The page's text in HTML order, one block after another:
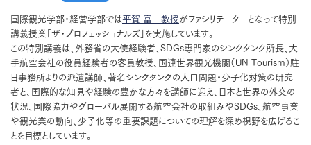
国際観光学部・経営学部では平賀 富一教授がファシリテーターとなって特別
講義授業「ザ・プロフェッショナルズ」を実施しています。
この特別講義は、外務省の大使経験者、SDGs専門家のシンクタンク所長、大
手航空会社の役員経験者の客員教授、国連世界観光機関（UN Tourism）駐
日事務所よりの派遣講師、著名シンクタンクの人口問題・少子化対策の研究
者と、国際的な知見や経験の豊かな方々を講師に迎え、日本と世界の外交の
状況、国際協力やグローバル展開する航空会社の取組みやSDGs、航空事業
や観光業の動向、少子化等の重要課題についての理解を深め視野を広げるこ
とを目標としています。